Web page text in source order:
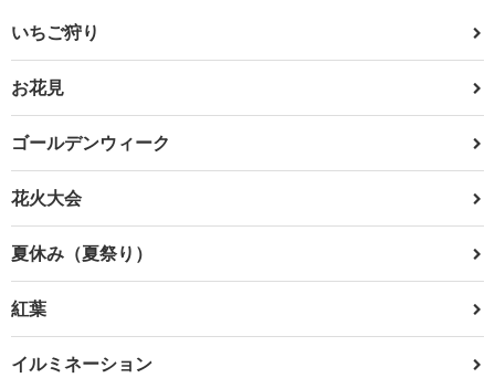
いちご狩り
お花見
ゴールデンウィーク
花火大会
夏休み（夏祭り）
紅葉
イルミネーション